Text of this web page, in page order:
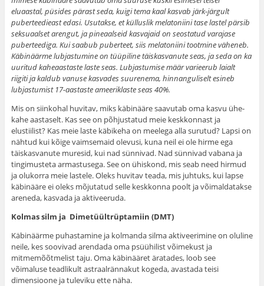
eluaastal, püsides pärast seda, kuigi tema kaal kasvab järk-järgult
puberteedieast edasi. Usutakse, et külluslik melatoniini tase lastel pärsib
seksuaalset arengut, ja pineaalseid kasvajaid on seostatud varajase
puberteediga. Kui saabub puberteet, siis melatoniini tootmine väheneb.
Käbinäärme lubjastumine on tüüpiline täiskasvanute seas, ja seda on ka
uuritud kaheaastaste laste seas. Lubjastumise määr varieerub laialt
riigiti ja kaldub vanuse kasvades suurenema, hinnanguliselt esineb
lubjastumist 17-aastaste ameeriklaste seas 40%.
Mis on siinkohal huvitav, miks käbinääre saavutab oma kasvu ühe-
kahe aastaselt. Kas see on põhjustatud meie keskkonnast ja
elustiilist? Kas meie laste käbikeha on meelega alla surutud? Lapsi on
nähtud kui kõige vaimsemaid olevusi, kuna neil ei ole hirme ega
täiskasvanute muresid, kui nad sünnivad. Nad sünnivad vabana ja
tingimusteta armastusega. See on ühiskond, mis seab need hirmud
ja olukorra meie lastele. Oleks huvitav teada, mis juhtuks, kui lapse
käbinääre ei oleks mõjutatud selle keskkonna poolt ja võimaldatakse
areneda, kasvada ja aktiveeruda.
Kolmas silm ja Dimetüültrüptamiin (DMT)
Käbinäärme puhastamine ja kolmanda silma aktiveerimine on oluline
neile, kes soovivad arendada oma psüühilist võimekust ja
mitmemõõtmelist taju. Oma käbinääret äratades, loob see
võimaluse teadlikult astraalrännakut kogeda, avastada teisi
dimensioone ja tuleviku ette näha.